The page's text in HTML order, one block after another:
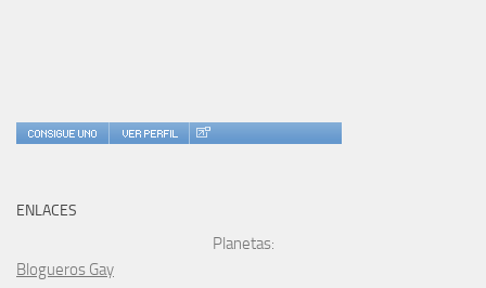
ENLACES
Planetas:
Blogueros Gay